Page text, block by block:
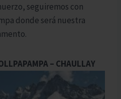
seguiremos con
donde será nuestra
– CHAULLAY